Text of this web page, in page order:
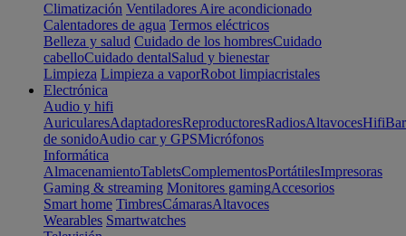
Climatización Ventiladores Aire acondicionado
Calentadores de agua Termos eléctricos
Belleza y salud Cuidado de los hombresCuidado
cabelloCuidado dentalSalud y bienestar
Limpieza Limpieza a vaporRobot limpiacristales
Electrónica
Audio y hifi
AuricularesAdaptadoresReproductoresRadiosAltavocesHifi
de sonidoAudio car y GPSMicrófonos
Informática
AlmacenamientoTabletsComplementosPortátilesImpresoras
Gaming & streaming Monitores gamingAccesorios
Smart home TimbresCámarasAltavoces
Wearables Smartwatches